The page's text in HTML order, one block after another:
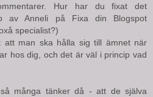
Hur har du fixat det
av Anneli på Fixa din Blogspot
specialist?)
att man ska hålla sig till ämnet när
hos dig, och det är väl i princip vad
många tänker då - att de själva